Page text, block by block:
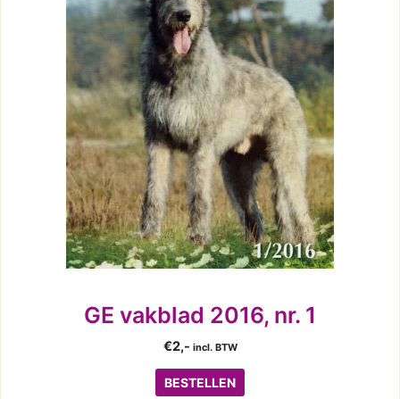
GE vakblad 2016, nr. 1
€2,- incl. BTW
BESTELLEN